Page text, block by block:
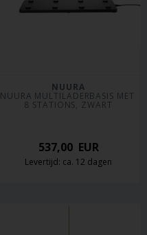
NUURA
NUURA MULTILADERBASIS MET
8 STATIONS, ZWART
537,00EUR
Levertijd: ca. 12 dagen